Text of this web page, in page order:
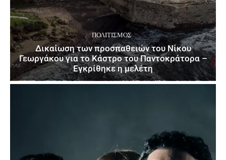
ΠΟΛΙΤΙΣΜΌΣ
Δικαίωση των προσπαθειών του Νίκου
Γεωργάκου για το Κάστρο του Παντοκράτορα –
Εγκρίθηκε η μελέτη